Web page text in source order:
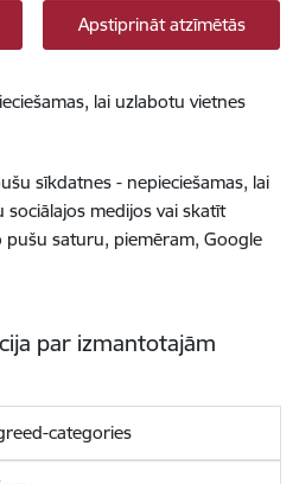
Apstiprināt atzīmētās
lai uzlabotu vietnes
sīkdatnes - nepieciešamas, lai
medijos vai skatīt
pušu saturu, piemēram, Google
par izmantotajām
categories